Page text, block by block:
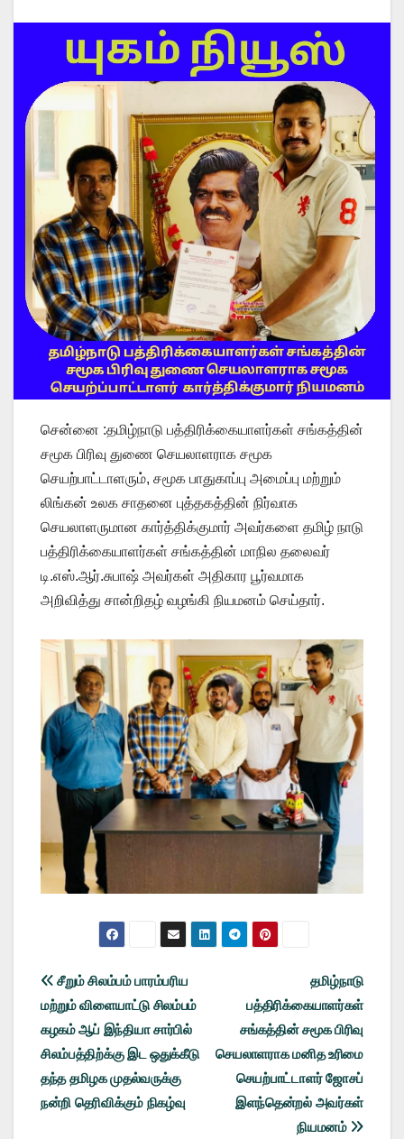
சென்னை :தமிழ்நாடு பத்திரிக்கையாளர்கள் சங்கத்தின்
சமூக பிரிவு துணை செயலாளராக சமூக
செயற்பாட்டாளரும், சமூக பாதுகாப்பு அமைப்பு மற்றும்
லிங்கன் உலக சாதனை புத்தகத்தின் நிர்வாக
செயலாளருமான கார்த்திக்குமார் அவர்களை தமிழ் நாடு
பத்திரிக்கையாளர்கள் சங்கத்தின் மாநில தலைவர்
டி.எஸ்.ஆர்.சுபாஷ் அவர்கள் அதிகார பூர்வமாக
அறிவித்து சான்றிதழ் வழங்கி நியமனம் செய்தார்.
Post
navigation
தமிழ்நாடு
பத்திரிக்கையாளர்கள்
சங்கத்தின் சமூக பிரிவு
செயலாளராக மனித உரிமை
செயற்பாட்டாளர் ஜோசப்
இளந்தென்றல் அவர்கள்
நியமனம்
சீறும் சிலம்பம் பாரம்பரிய
மற்றும் விளையாட்டு சிலம்பம்
கழகம் ஆப் இந்தியா சார்பில்
சிலம்பத்திற்க்கு இட ஒதுக்கீடு
தந்த தமிழக முதல்வருக்கு
நன்றி தெரிவிக்கும் நிகழ்வு